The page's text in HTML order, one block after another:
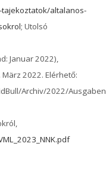
altalanos-
; Utolsó
Januar 2022),
2022. Elérhető:
Archiv/2022/